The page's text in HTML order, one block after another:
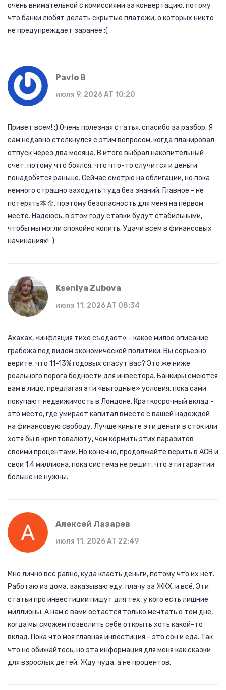
очень внимательной с комиссиями за конвертацию, потому
что банки любят делать скрытые платежи, о которых никто
не предупреждает заранее :(
Pavlo B
июля 9, 2026 AT 10:20
Привет всем! :) Очень полезная статья, спасибо за разбор. Я
сам недавно столкнулся с этим вопросом, когда планировал
отпуск через два месяца. В итоге выбрал накопительный
счет, потому что боялся, что что-то случится и деньги
понадобятся раньше. Сейчас смотрю на облигации, но пока
немного страшно заходить туда без знаний. Главное - не
потерять本金, поэтому безопасность для меня на первом
месте. Надеюсь, в этом году ставки будут стабильными,
чтобы мы могли спокойно копить. Удачи всем в финансовых
начинаниях! :)
Kseniya Zubova
июля 11, 2026 AT 08:34
Ахахах, «инфляция тихо съедает» - какое милое описание
грабежа под видом экономической политики. Вы серьезно
верите, что 11-13% годовых спасут вас? Это же ниже
реального порога бедности для инвестора. Банкиры смеются
вам в лицо, предлагая эти «выгодные» условия, пока сами
покупают недвижимость в Лондоне. Краткосрочный вклад -
это место, где умирает капитал вместе с вашей надеждой
на финансовую свободу. Лучше киньте эти деньги в сток или
хотя бы в криптовалюту, чем кормить этих паразитов
своими процентами. Но конечно, продолжайте верить в АСВ и
свои 1,4 миллиона, пока система не решит, что эти гарантии
больше не нужны.
Алексей Лазарев
июля 11, 2026 AT 22:49
Мне лично всё равно, куда класть деньги, потому что их нет.
Работаю из дома, заказываю еду, плачу за ЖКХ, и всё. Эти
статьи про инвестиции пишут для тех, у кого есть лишние
миллионы. А нам с вами остаётся только мечтать о том дне,
когда мы сможем позволить себе открыть хоть какой-то
вклад. Пока что моя главная инвестиция - это сон и еда. Так
что не обижайтесь, но эта информация для меня как сказки
для взрослых детей. Жду чуда, а не процентов.